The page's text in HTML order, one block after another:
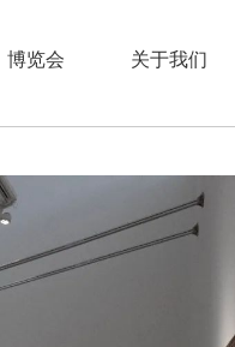
博览会 关于我们